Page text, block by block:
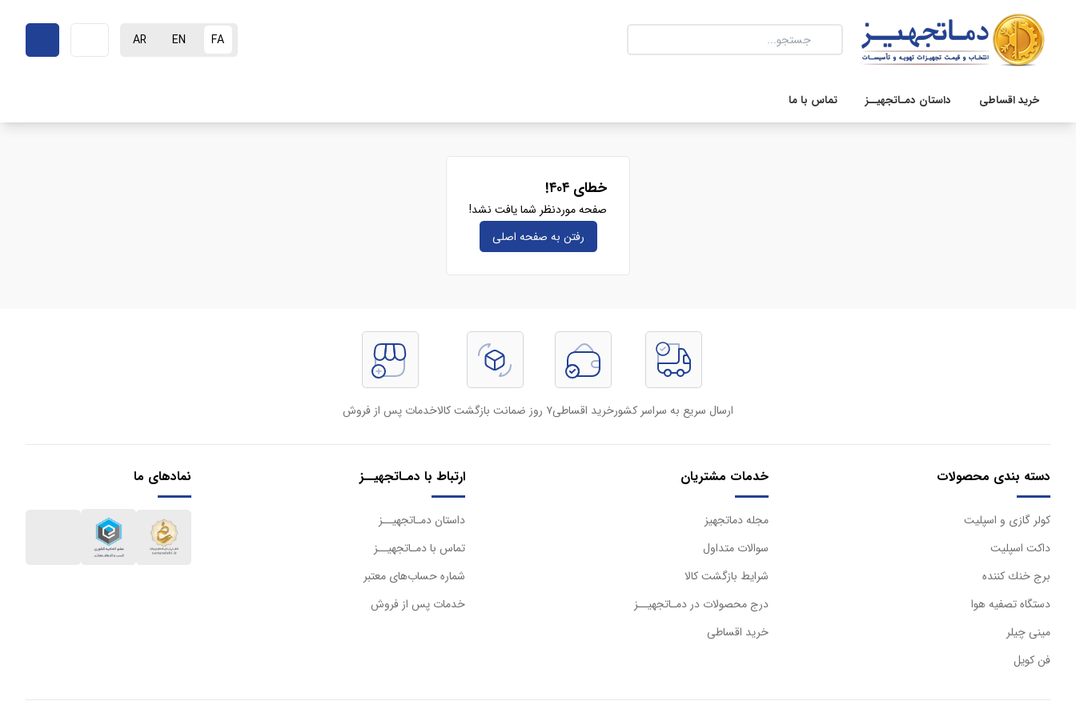
FA
EN
AR
خرید اقساطی داستان دمـاتجهیــز تماس با ما
خطای ۴۰۴!
صفحه موردنظر شما یافت نشد!
رفتن به صفحه‌ اصلی
ارسال سریع به سراسر کشورخرید اقساطی۷ روز ضمانت بازگشت کالا خدمات پس از فروش
دسته بندی محصولات
كولر گازی و اسپليت
داكت اسپليت
برج خنك كننده
دستگاه تصفيه هوا
مینی چیلر
فن کویل
خدمات مشتریان
مجله دماتجهیز
سوالات متداول
شرایط بازگشت کالا
درج محصولات در دمـاتجهیــز
خرید اقساطی
ارتباط با دمـاتجهیــز
داستان دمـاتجهیــز
تماس با دمـاتجهیــز
شماره حساب‌های معتبر
خدمات پس از فروش
نمادهای ما